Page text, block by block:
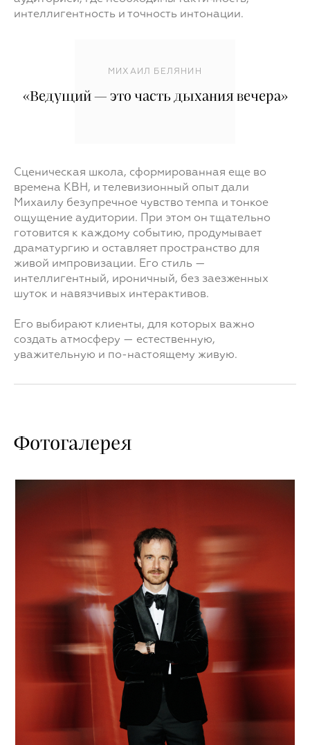
интеллигентность и точность интонации.
МИХАИЛ БЕЛЯНИН
«Ведущий — это часть дыхания вечера»
Сценическая школа, сформированная еще во
времена КВН, и телевизионный опыт дали
Михаилу безупречное чувство темпа и тонкое
ощущение аудитории. При этом он тщательно
готовится к каждому событию, продумывает
драматургию и оставляет пространство для
живой импровизации. Его стиль —
интеллигентный, ироничный, без заезженных
шуток и навязчивых интерактивов.
Его выбирают клиенты, для которых важно
создать атмосферу — естественную,
уважительную и по-настоящему живую.
Фотогалерея